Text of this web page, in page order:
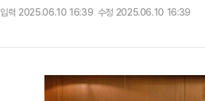
입력 2025.06.10 16:39 수정 2025.06.10 16:39